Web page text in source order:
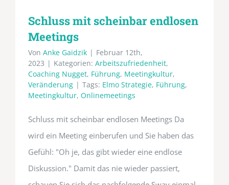
Schluss mit scheinbar endlosen
Meetings
Von Anke Gaidzik | Februar 12th,
2023 | Kategorien: Arbeitszufriedenheit,
Coaching Nugget, Führung, Meetingkultur,
Veränderung | Tags: Elmo Strategie, Führung,
Meetingkultur, Onlinemeetings
Schluss mit scheinbar endlosen Meetings Da
wird ein Meeting einberufen und Sie haben das
Gefühl: "Oh je, das gibt wieder eine endlose
Diskussion." Damit das nie wieder passiert,